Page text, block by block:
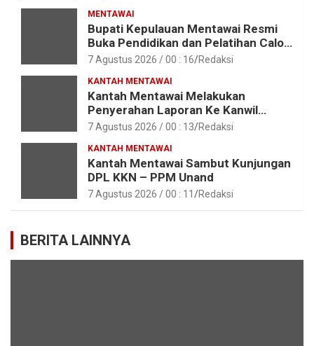
MENTAWAI
Bupati Kepulauan Mentawai Resmi
Buka Pendidikan dan Pelatihan Calon
Paskibraka Tahun 2026
7 Agustus 2026 / 00 : 16 Redaksi
KANTAH MENTAWAI
Kantah Mentawai Melakukan
Penyerahan Laporan Ke Kanwil
Kemen ATR/BPN RI Sumbar
7 Agustus 2026 / 00 : 13 Redaksi
KANTAH MENTAWAI
Kantah Mentawai Sambut Kunjungan
DPL KKN – PPM Unand
7 Agustus 2026 / 00 : 11 Redaksi
BERITA LAINNYA